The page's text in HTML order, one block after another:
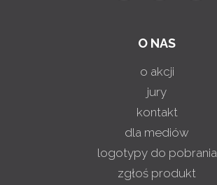
O NAS
o akcji
jury
kontakt
dla mediów
logotypy do pobrania
zgłoś produkt